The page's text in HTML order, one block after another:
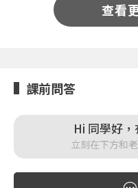
或
登入
忘記密碼
查看
課前問答
Hi 同學好
立刻在下方和